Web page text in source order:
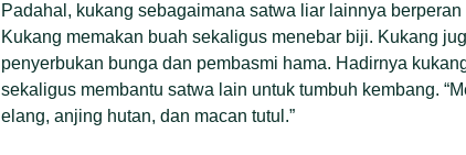
Padahal, kukang sebagaimana satwa liar lainnya
Kukang memakan buah sekaligus menebar biji. Kukang
penyerbukan bunga dan pembasmi hama. Hadirnya
sekaligus membantu satwa lain untuk tumbuh kembang.
elang, anjing hutan, dan macan tutul.”